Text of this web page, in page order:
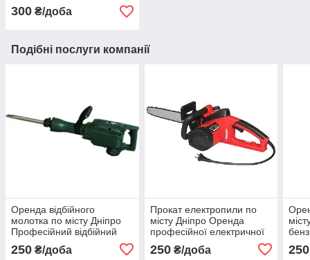
Професійна мотокоса в
300 ₴/доба
Подібні послуги компанії
Оренда відбійного
молотка по місту Дніпро
Професійний відбійний
молоток Прокат відбійного
молотка
250 ₴/доба
Прокат електропили по
місту Дніпро Оренда
професійної електричної
пили Електрична пила в
оренду
250₴/доба 250